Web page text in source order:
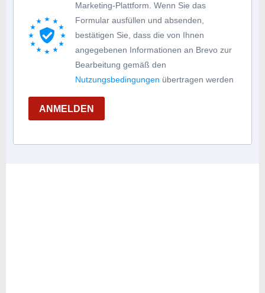
Marketing-Plattform. Wenn Sie das
Formular ausfüllen und absenden,
bestätigen Sie, dass die von Ihnen
angegebenen Informationen an Brevo zur
Bearbeitung gemäß den
Nutzungsbedingungen übertragen werden
ANMELDEN